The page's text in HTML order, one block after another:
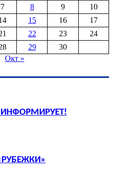
7 8 9
10
15 16
17
22 23
24
29
30
Окт »
ИНФОРМИРУЕТ!